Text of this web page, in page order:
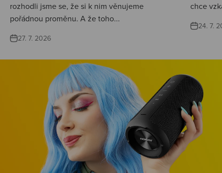
rozhodli jsme se, že si k nim věnujeme
pořádnou proměnu. A že toho...
27. 7. 2026
chce
24. 7.